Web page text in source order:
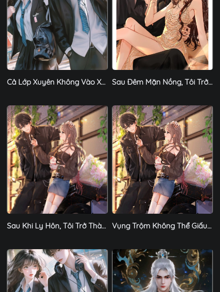
Cả Lớp Xuyên Không Vào Xe RV Sinh Tồn, Chỉ Mình Tôi Là Nam - Chương 13 Sau Đêm Mặn Nồng, Tôi Trở Nên Vô Địch Từ Chỗ Nữ Tổng Tài Xinh Đẹp - Chương 1
Sau Khi Ly Hôn, Tôi Trở Thành Tay Buôn Hai Thế Giới - Chương 1 Vụng Trộm Không Thể Giấu - Chương 1